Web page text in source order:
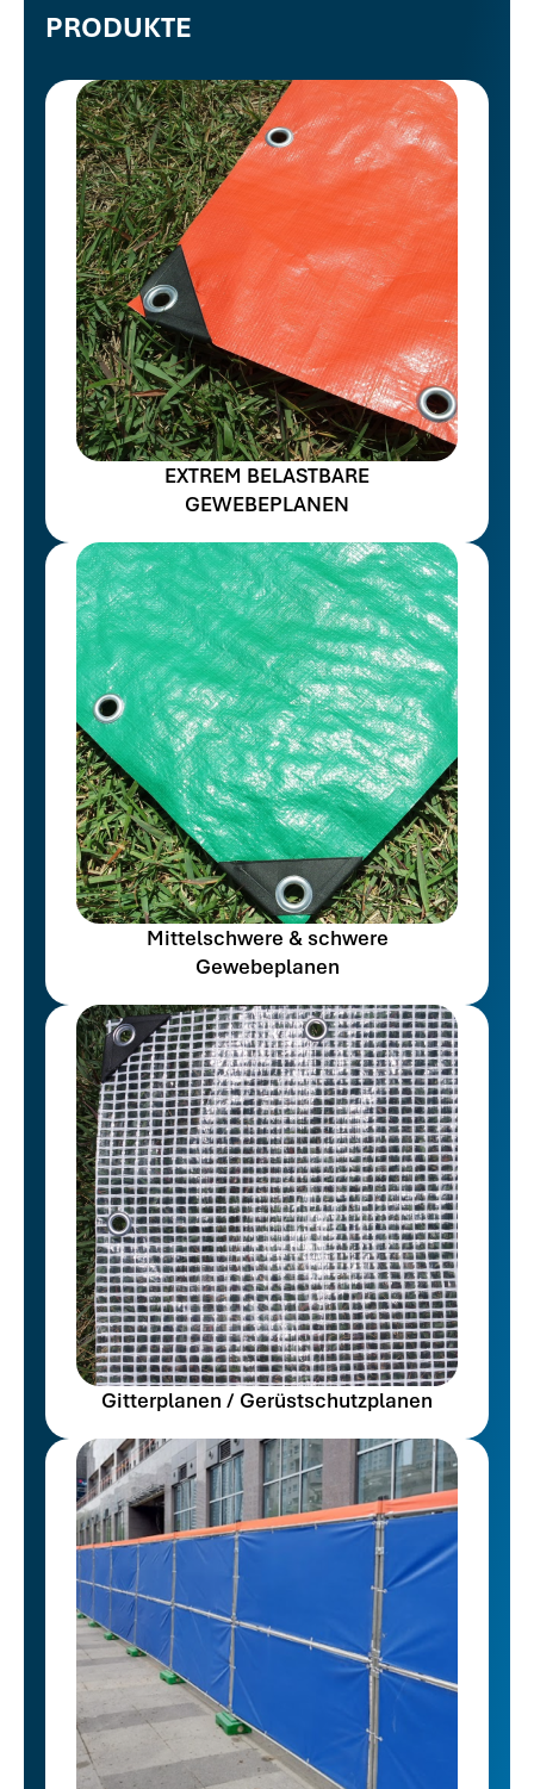
PRODUKTE
EXTREM BELASTBARE
GEWEBEPLANEN
Mittelschwere & schwere
Gewebeplanen
Gitterplanen / Gerüstschutzplanen